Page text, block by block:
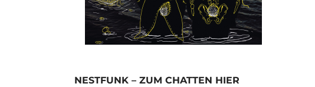
NESTFUNK – ZUM CHATTEN HIER